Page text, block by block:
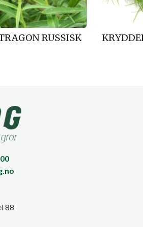
RUSSISK
88